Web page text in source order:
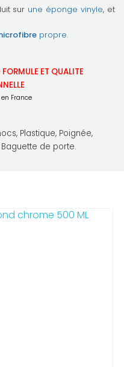
sur une éponge vinyle, et
propre.
ET QUALITE
Plastique, Poignée,
Baguette de porte.